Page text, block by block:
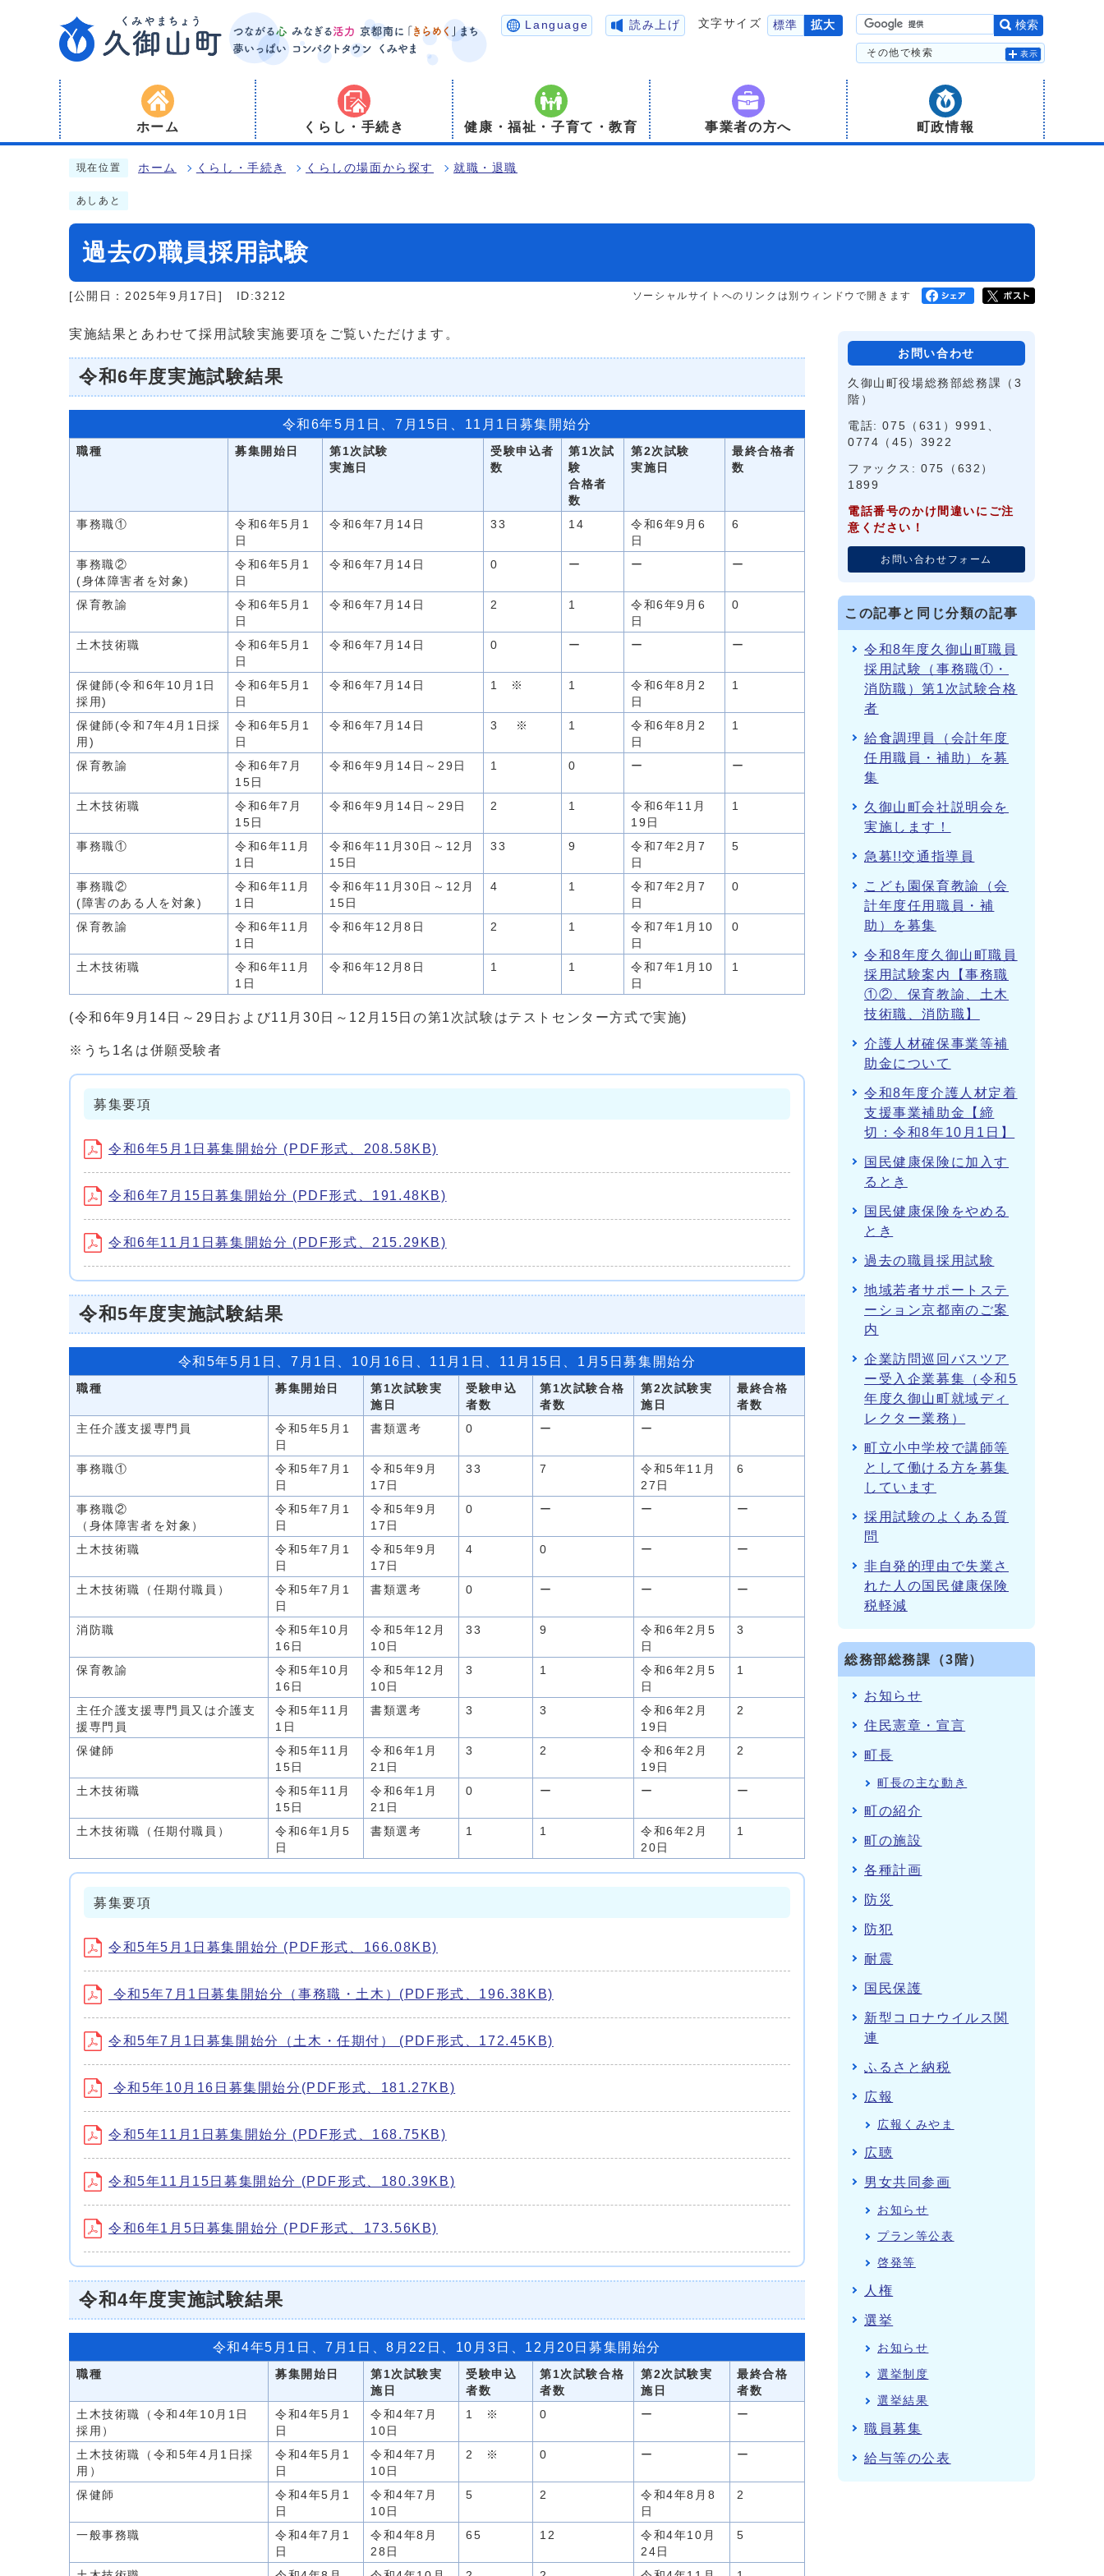
Language 読み上げ 文字サイズ 標準 拡大 検索
その他で検索 表示
ホーム くらし・手続き 健康・福祉・子育て・教育 事業者の方へ 町政情報
現在位置 ホーム くらし・手続き くらしの場面から探す 就職・退職
あしあと
過去の職員採用試験
[公開日：2025年9月17日] ID:3212 ソーシャルサイトへのリンクは別ウィンドウで開きます
実施結果とあわせて採用試験実施要項をご覧いただけます。
令和6年度実施試験結果
令和6年5月1日、7月15日、11月1日募集開始分
職種 募集開始日
第1次試験
実施日
受験申込者
数
第1次試
験
合格者
数
第2次試験
実施日
最終合格者
数
事務職①
令和6年5月1
日
令和6年7月14日 33 14
令和6年9月6
日
6
事務職②
(身体障害者を対象)
令和6年5月1
日
令和6年7月14日 0 ー ー ー
保育教諭
令和6年5月1
日
令和6年7月14日 2 1
令和6年9月6
日
0
土木技術職
令和6年5月1
日
令和6年7月14日 0 ー ー ー
保健師(令和6年10月1日
採用)
令和6年5月1
日
令和6年7月14日 1 ※ 1
令和6年8月2
日
1
保健師(令和7年4月1日採
用)
令和6年5月1
日
令和6年7月14日 3 ※ 1
令和6年8月2
日
1
保育教諭
令和6年7月
15日
令和6年9月14日～29日 1 0 ー ー
土木技術職
令和6年7月
15日
令和6年9月14日～29日 2 1
令和6年11月
19日
1
事務職①
令和6年11月
1日
令和6年11月30日～12月
15日
33 9
令和7年2月7
日
5
事務職②
(障害のある人を対象)
令和6年11月
1日
令和6年11月30日～12月
15日
4 1
令和7年2月7
日
0
保育教諭
令和6年11月
1日
令和6年12月8日 2 1
令和7年1月10
日
0
土木技術職
令和6年11月
1日
令和6年12月8日 1 1
令和7年1月10
日
1
(令和6年9月14日～29日および11月30日～12月15日の第1次試験はテストセンター方式で実施)
※うち1名は併願受験者
募集要項
令和6年5月1日募集開始分 (PDF形式、208.58KB)
令和6年7月15日募集開始分 (PDF形式、191.48KB)
令和6年11月1日募集開始分 (PDF形式、215.29KB)
令和5年度実施試験結果
令和5年5月1日、7月1日、10月16日、11月1日、11月15日、1月5日募集開始分
職種 募集開始日
第1次試験実
施日
受験申込
者数
第1次試験合格
者数
第2次試験実
施日
最終合格
者数
主任介護支援専門員
令和5年5月1
日
書類選考 0 ー ー
事務職①
令和5年7月1
日
令和5年9月
17日
33 7
令和5年11月
27日
6
事務職②
（身体障害者を対象）
令和5年7月1
日
令和5年9月
17日
0 ー ー ー
土木技術職
令和5年7月1
日
令和5年9月
17日
4 0 ー ー
土木技術職（任期付職員）
令和5年7月1
日
書類選考 0 ー ー ー
消防職
令和5年10月
16日
令和5年12月
10日
33 9
令和6年2月5
日
3
保育教諭
令和5年10月
16日
令和5年12月
10日
3 1
令和6年2月5
日
1
主任介護支援専門員又は介護支
援専門員
令和5年11月
1日
書類選考 3 3
令和6年2月
19日
2
保健師
令和5年11月
15日
令和6年1月
21日
3 2
令和6年2月
19日
2
土木技術職
令和5年11月
15日
令和6年1月
21日
0 ー ー ー
土木技術職（任期付職員）
令和6年1月5
日
書類選考 1 1
令和6年2月
20日
1
募集要項
令和5年5月1日募集開始分 (PDF形式、166.08KB)
令和5年7月1日募集開始分（事務職・土木）(PDF形式、196.38KB)
令和5年7月1日募集開始分（土木・任期付） (PDF形式、172.45KB)
令和5年10月16日募集開始分(PDF形式、181.27KB)
令和5年11月1日募集開始分 (PDF形式、168.75KB)
令和5年11月15日募集開始分 (PDF形式、180.39KB)
令和6年1月5日募集開始分 (PDF形式、173.56KB)
令和4年度実施試験結果
令和4年5月1日、7月1日、8月22日、10月3日、12月20日募集開始分
職種 募集開始日
第1次試験実
施日
受験申込
者数
第1次試験合格
者数
第2次試験実
施日
最終合格
者数
土木技術職（令和4年10月1日
採用）
令和4年5月1
日
令和4年7月
10日
1 ※ 0 ー ー
土木技術職（令和5年4月1日採
用）
令和4年5月1
日
令和4年7月
10日
2 ※ 0 ー ー
保健師
令和4年5月1
日
令和4年7月
10日
5 2
令和4年8月8
日
2
一般事務職
令和4年7月1
日
令和4年8月
28日
65 12
令和4年10月
24日
5
お問い合わせ
久御山町役場総務部総務課（3
階）
電話: 075（631）9991、
0774（45）3922
ファックス: 075（632）
1899
電話番号のかけ間違いにご注
意ください！
お問い合わせフォーム
この記事と同じ分類の記事
令和8年度久御山町職員
採用試験（事務職①・
消防職）第1次試験合格
者
給食調理員（会計年度
任用職員・補助）を募
集
久御山町会社説明会を
実施します！
急募!!交通指導員
こども園保育教諭（会
計年度任用職員・補
助）を募集
令和8年度久御山町職員
採用試験案内【事務職
①②、保育教諭、土木
技術職、消防職】
介護人材確保事業等補
助金について
令和8年度介護人材定着
支援事業補助金【締
切：令和8年10月1日】
国民健康保険に加入す
るとき
国民健康保険をやめる
とき
過去の職員採用試験
地域若者サポートステ
ーション京都南のご案
内
企業訪問巡回バスツア
ー受入企業募集（令和5
年度久御山町就域ディ
レクター業務）
町立小中学校で講師等
として働ける方を募集
しています
採用試験のよくある質
問
非自発的理由で失業さ
れた人の国民健康保険
税軽減
総務部総務課（3階）
お知らせ
住民憲章・宣言
町長
町長の主な動き
町の紹介
町の施設
各種計画
防災
防犯
耐震
国民保護
新型コロナウイルス関
連
ふるさと納税
広報
広報くみやま
広聴
男女共同参画
お知らせ
プラン等公表
啓発等
人権
選挙
お知らせ
選挙制度
選挙結果
職員募集
給与等の公表